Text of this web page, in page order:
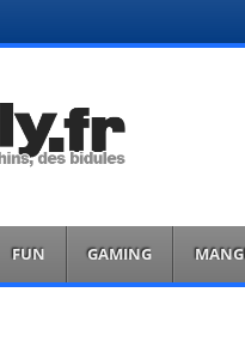
FUN GAMING